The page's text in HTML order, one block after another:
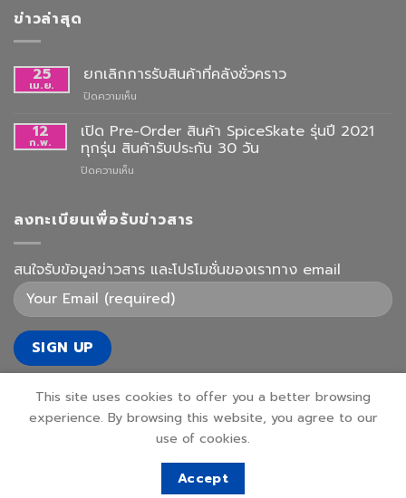
ข่าวล่าสุด
25
เม.ย.
ยกเลิกการรับสินค้าที่คลังชั่วคราว
ปิดความเห็น
การ
รับ
สินค้า
12
ก.พ.
เปิด Pre-Order สินค้า SpiceSkate รุ่นปี 2021
ทุกรุ่น สินค้ารับประกัน 30 วัน
ปิดความเห็น
Order
ปี
2021
ทุก
ประกัน
วัน
ลงทะเบียนเพื่อรับข่าวสาร
สนใจรับข้อมูลข่าวสาร และโปรโมชั่นของเราทาง email
unbreakableskateboard.com
This site uses cookies to offer you a better browsing
experience. By browsing this website, you agree to our
use of cookies.
Accept